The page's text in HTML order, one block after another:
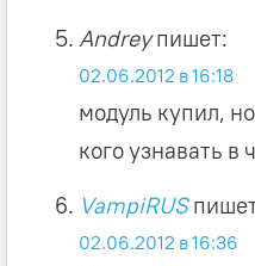
Andreyпишет:
02.06.2012 в 16:18
модуль купил,
кого узнавать в
VampiRUS
02.06.2012 в 16:36